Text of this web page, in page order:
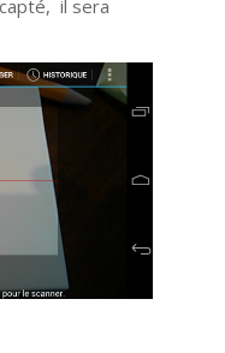
il sera